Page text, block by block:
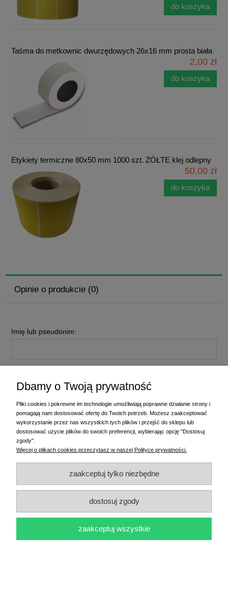
do koszyka
Taśma do metkownic dwurzędowych 26x16 mm prosta biała
2,00 zł
do koszyka
Etykiety termiczne 80x50 mm 1000 szt. ŻÓŁTE klej odlepny
50,00 zł
do koszyka
Opinie o produkcie (0)
Imię lub pseudonim:
wyślij
Dbamy o Twoją prywatność
Pliki cookies i pokrewne im technologie umożliwiają poprawne działanie strony i
pomagają nam dostosować ofertę do Twoich potrzeb. Możesz zaakceptować
wykorzystanie przez nas wszystkich tych plików i przejść do sklepu lub
dostosować użycie plików do swoich preferencji, wybierając opcję "Dostosuj
zgody".
Więcej o plikach cookies przeczytasz w naszej Polityce prywatności.
zaakceptuj tylko niezbędne
dostosuj zgody
zaakceptuj wszystkie